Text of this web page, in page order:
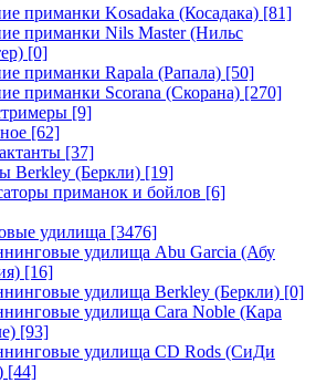
приманки Kosadaka (Косадака) [81]
приманки Nils Master (Нильс
[0]
приманки Rapala (Рапала) [50]
приманки Scorana (Скорана) [270]
[9]
[62]
[37]
Berkley (Беркли) [19]
приманок и бойлов [6]
удилища [3476]
удилища Abu Garcia (Абу
[16]
удилища Berkley (Беркли) [0]
удилища Cara Noble (Кара
[93]
удилища CD Rods (СиДи
[44]